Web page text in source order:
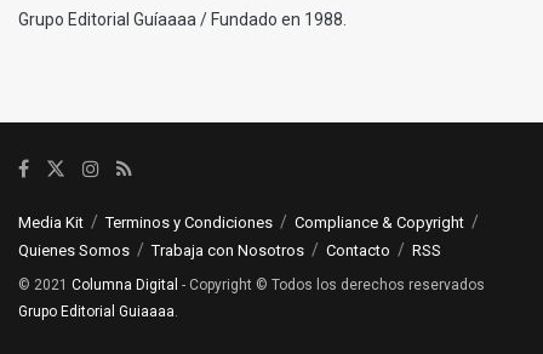
Grupo Editorial Guíaaaa / Fundado en 1988.
Media Kit Terminos y Condiciones
Compliance & Copyright
Quienes Somos
Trabaja con Nosotros Contacto RSS
© 2021 Columna Digital - Copyright © Todos los derechos reservados
Grupo Editorial Guiaaaa.